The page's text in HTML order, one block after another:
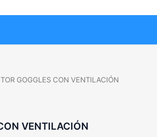
GOGGLES CON VENTILACIÓN
VENTILACIÓN